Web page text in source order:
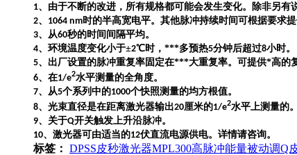
1、由于不断的改进，所有规格都可能会发生变化。除非另有
2、 1064 nm时的半高宽电平。其他脉冲持续时间可根据要求提
3、从60秒的时间间隔平均。
4、环境温度变化小于±2℃时，***多预热5分钟后超过8小时。
5、出厂设置的脉冲重复率固定在***大重复率。可提供*高的
6、在1/e2水平测量的全角度。
7、从5个系列中的1000个快照测量的均方根值。
8、光束直径是在距离激光器输出20厘米的1/e2水平上测量的。
9、关于Q开关触发上升沿脉冲。
10、激光器可由适当的12伏直流电源供电。详情请咨询。
标签： DPSS皮秒激光器MPL300高脉冲能量被动调Q